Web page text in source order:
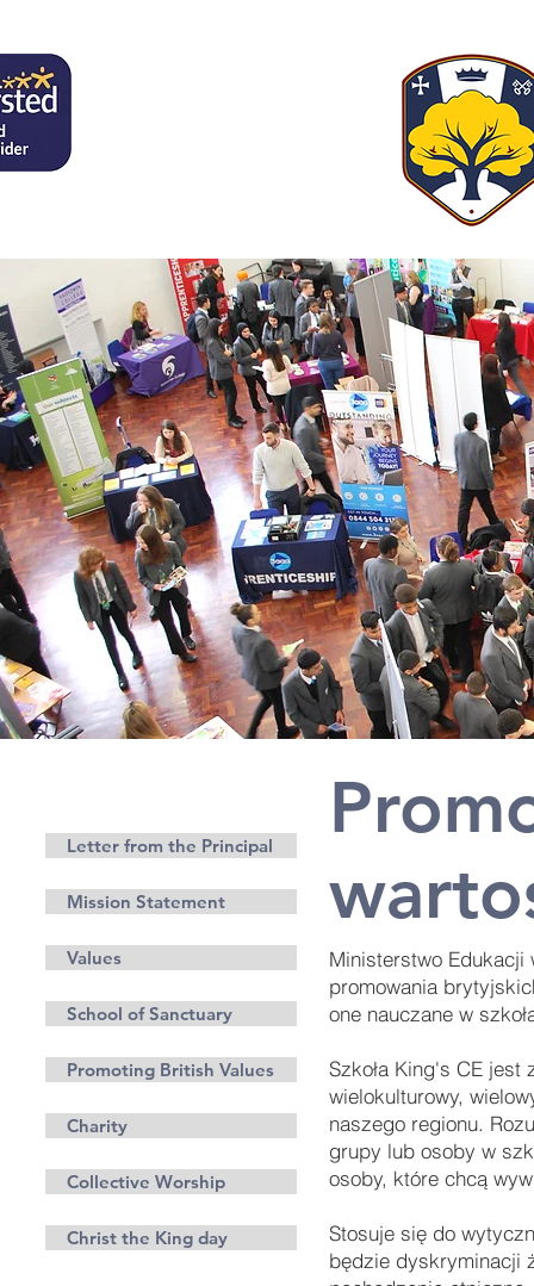
Letter from the Principal
Mission Statement
Values
School of Sanctuary
Promoting British Values
Charity
Collective Worship
Christ the King day
Ministerstwo Edukacji
promowania
one nauczane w
Szkoła King's CE jest
wielokulturowy,
naszego regionu.
grupy lub osoby w
osoby, które chcą
Stosuje się do
będzie dyskryminacji